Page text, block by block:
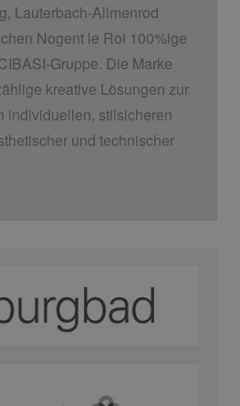
Lauterbach-Allmenrod
Nogent le Roi 100%ige
Gruppe. Die Marke
kreative Lösungen zur
individuellen, stilsicheren
und technischer